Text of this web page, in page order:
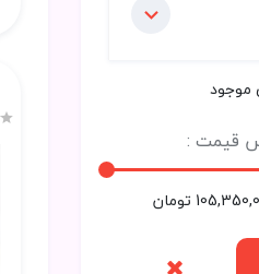
موجود
قیمت :
تومان